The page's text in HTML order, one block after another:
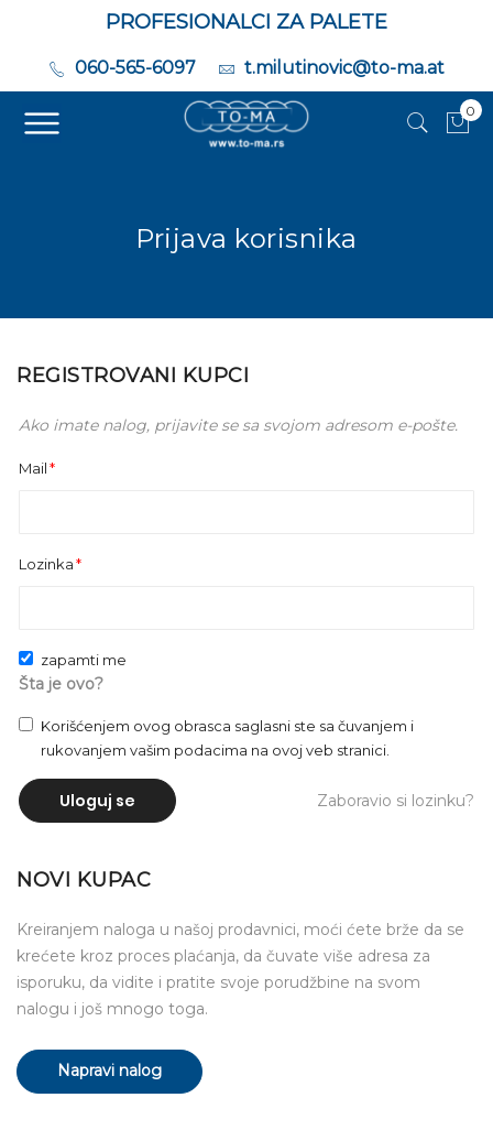
PROFESIONALCI ZA PALETE
060-565-6097 t.milutinovic@to-ma.at
0
Prijava korisnika
REGISTROVANI KUPCI
Ako imate nalog, prijavite se sa svojom adresom e-pošte.
Mail
Lozinka
zapamti me
Šta je ovo?
Korišćenjem ovog obrasca saglasni ste sa čuvanjem i
rukovanjem vašim podacima na ovoj veb stranici.
Uloguj se Zaboravio si lozinku?
NOVI KUPAC
Kreiranjem naloga u našoj prodavnici, moći ćete brže da se
krećete kroz proces plaćanja, da čuvate više adresa za
isporuku, da vidite i pratite svoje porudžbine na svom
nalogu i još mnogo toga.
Napravi nalog